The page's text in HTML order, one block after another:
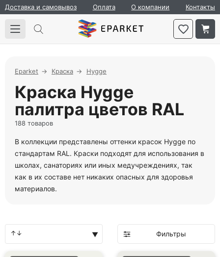
Доставка и самовывоз Оплата О компании Контакты
Eparket Краска Hygge
Краска Hygge
палитра цветов RAL
188 товаров
В коллекции представлены оттенки красок Hygge по
стандартам RAL. Краски подходят для использования в
школах, санаториях или иных медучреждениях, так
как в их составе нет никаких опасных для здоровья
материалов.
Фильтры